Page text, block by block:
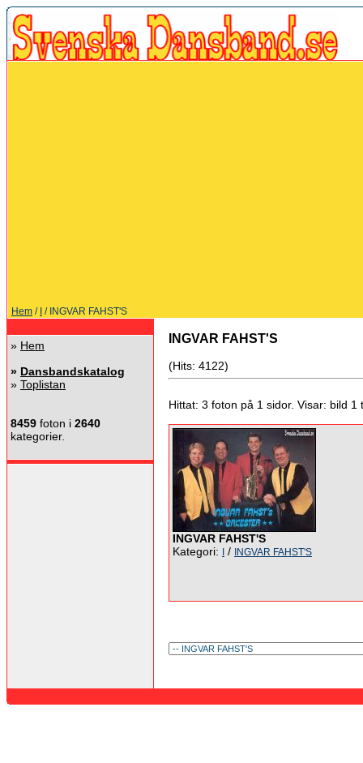
Hem / / INGVAR FAHST'S
» Hem
» Dansbandskatalog
» Toplistan
8459 foton i 2640
kategorier.
INGVAR FAHST'S
(Hits: 4122)
Hittat: 3 foton på 1 sidor. Visar: bild 1
INGVAR FAHST'S
Kategori:
/ INGVAR FAHST'S